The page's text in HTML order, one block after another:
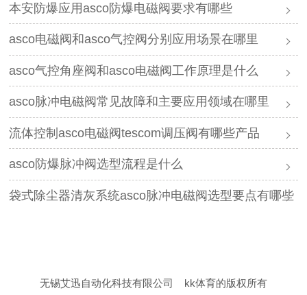
本安防爆应用asco防爆电磁阀要求有哪些
asco电磁阀和asco气控阀分别应用场景在哪里
asco气控角座阀和asco电磁阀工作原理是什么
asco脉冲电磁阀常见故障和主要应用领域在哪里
流体控制asco电磁阀tescom调压阀有哪些产品
asco防爆脉冲阀选型流程是什么
袋式除尘器清灰系统asco脉冲电磁阀选型要点有哪些
无锡艾迅自动化科技有限公司 kk体育的版权所有